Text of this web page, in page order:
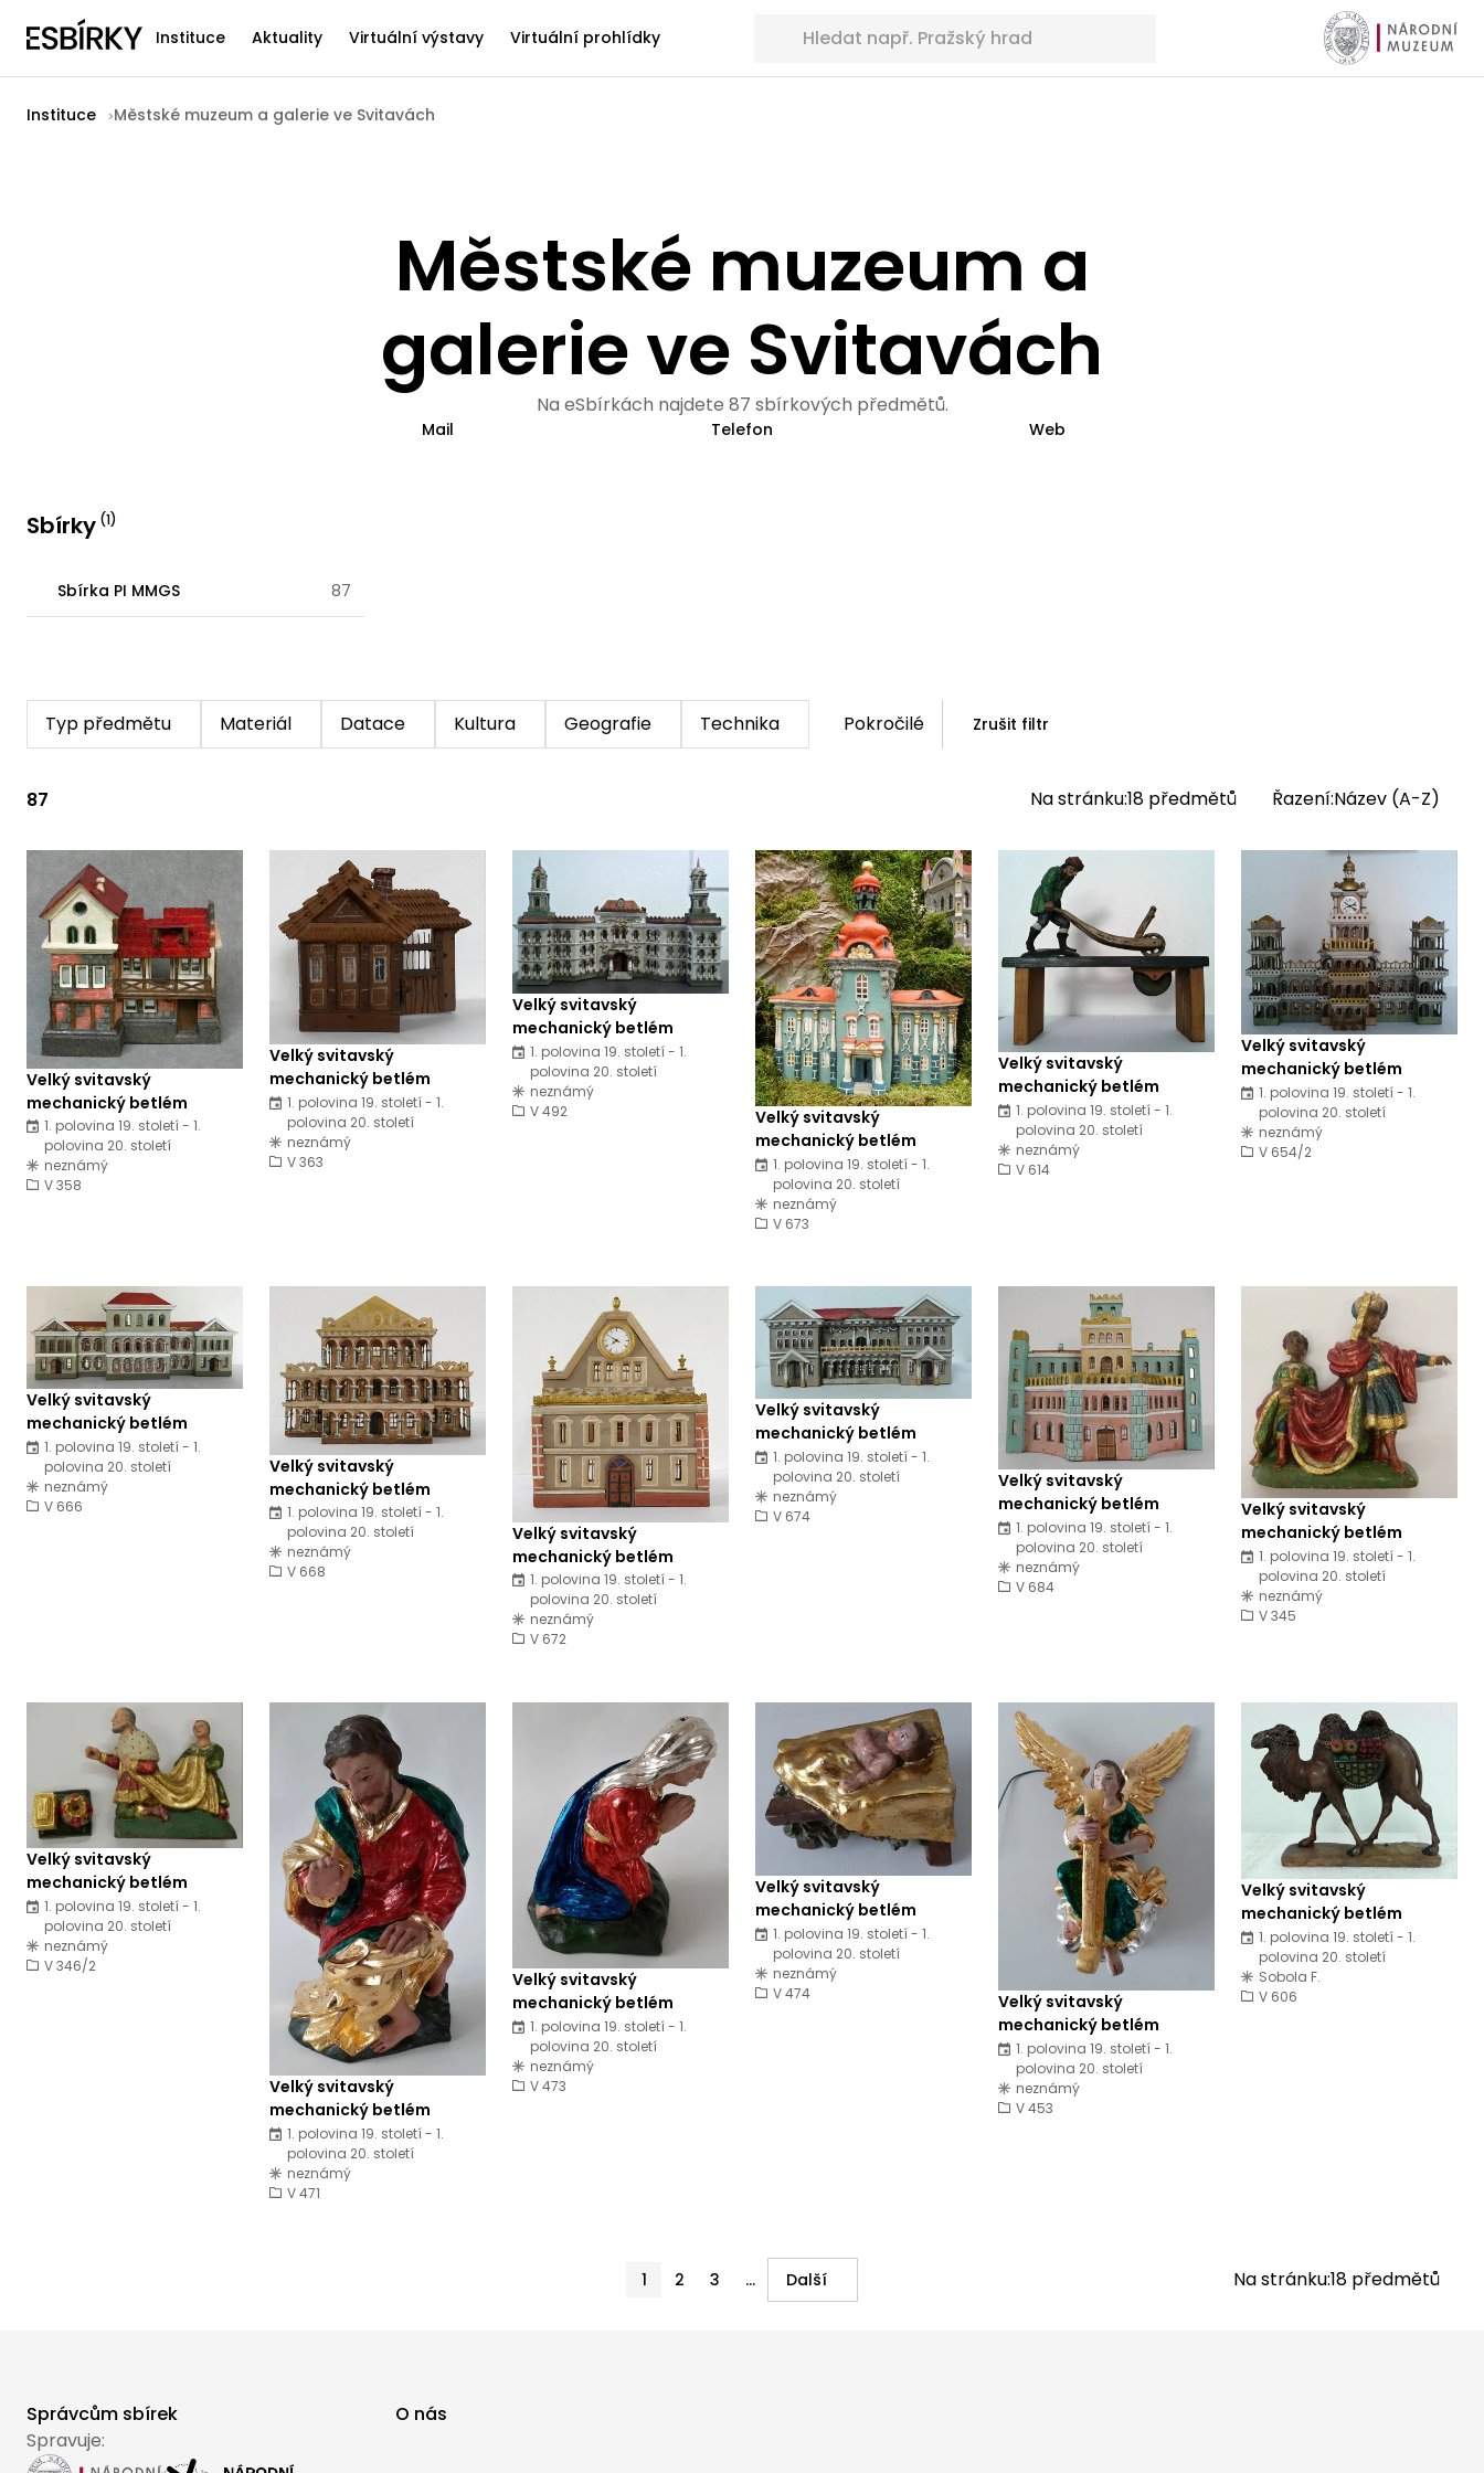
Instituce Aktuality Virtuální výstavy Virtuální prohlídky
Instituce Městské muzeum a galerie ve Svitavách
Městské muzeum a
galerie ve Svitavách
Na eSbírkách najdete 87 sbírkových předmětů.
Mail Telefon Web
Sbírky (1)
Sbírka PI MMGS 87
Typ předmětu Materiál Datace Kultura Geografie Technika Pokročilé Zrušit filtr
87 Na stránku:18 předmětů Řazení:Název (A-Z)
Velký svitavský
mechanický betlém
1. polovina 19. století - 1.
polovina 20. století
neznámý
V 358
Velký svitavský
mechanický betlém
1. polovina 19. století - 1.
polovina 20. století
neznámý
V 363
Velký svitavský
mechanický betlém
1. polovina 19. století - 1.
polovina 20. století
neznámý
V 492
Velký svitavský
mechanický betlém
1. polovina 19. století - 1.
polovina 20. století
neznámý
V 673
Velký svitavský
mechanický betlém
1. polovina 19. století - 1.
polovina 20. století
neznámý
V 614
Velký svitavský
mechanický betlém
1. polovina 19. století - 1.
polovina 20. století
neznámý
V 654/2
Velký svitavský
mechanický betlém
1. polovina 19. století - 1.
polovina 20. století
neznámý
V 666
Velký svitavský
mechanický betlém
1. polovina 19. století - 1.
polovina 20. století
neznámý
V 668
Velký svitavský
mechanický betlém
1. polovina 19. století - 1.
polovina 20. století
neznámý
V 672
Velký svitavský
mechanický betlém
1. polovina 19. století - 1.
polovina 20. století
neznámý
V 674
Velký svitavský
mechanický betlém
1. polovina 19. století - 1.
polovina 20. století
neznámý
V 684
Velký svitavský
mechanický betlém
1. polovina 19. století - 1.
polovina 20. století
neznámý
V 345
Velký svitavský
mechanický betlém
1. polovina 19. století - 1.
polovina 20. století
neznámý
V 346/2
Velký svitavský
mechanický betlém
1. polovina 19. století - 1.
polovina 20. století
neznámý
V 471
Velký svitavský
mechanický betlém
1. polovina 19. století - 1.
polovina 20. století
neznámý
V 473
Velký svitavský
mechanický betlém
1. polovina 19. století - 1.
polovina 20. století
neznámý
V 474
Velký svitavský
mechanický betlém
1. polovina 19. století - 1.
polovina 20. století
neznámý
V 453
Velký svitavský
mechanický betlém
1. polovina 19. století - 1.
polovina 20. století
Sobola F.
V 606
1 2 3 ... Další Na stránku:18 předmětů
Správcům sbírek
O nás
Spravuje: